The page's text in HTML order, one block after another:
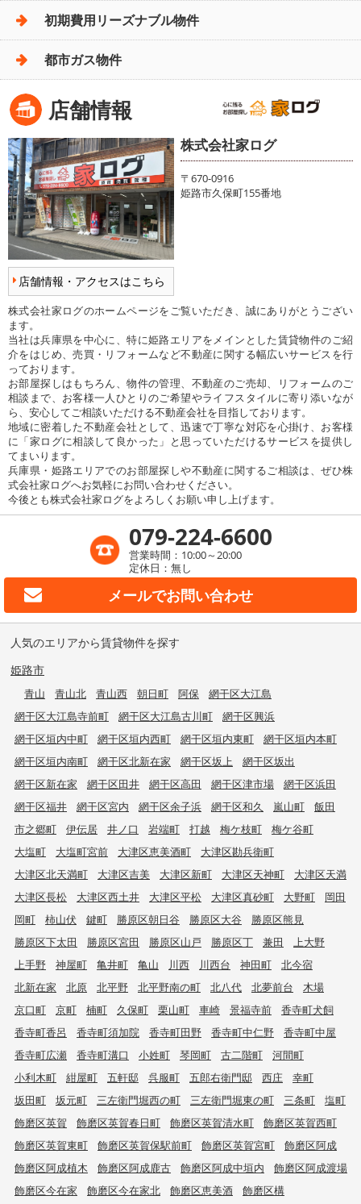
初期費用リーズナブル物件
都市ガス物件
店舗情報
店舗情報・アクセスはこちら
株式会社家ログ
〒670-0916
姫路市久保町155番地
株式会社家ログのホームページをご覧いただき、誠にありがとうござい
ます。
当社は兵庫県を中心に、特に姫路エリアをメインとした賃貸物件のご紹
介をはじめ、売買・リフォームなど不動産に関する幅広いサービスを行
っております。
お部屋探しはもちろん、物件の管理、不動産のご売却、リフォームのご
相談まで、お客様一人ひとりのご希望やライフスタイルに寄り添いなが
ら、安心してご相談いただける不動産会社を目指しております。
地域に密着した不動産会社として、迅速で丁寧な対応を心掛け、お客様
に「家ログに相談して良かった」と思っていただけるサービスを提供し
てまいります。
兵庫県・姫路エリアでのお部屋探しや不動産に関するご相談は、ぜひ株
式会社家ログへお気軽にお問い合わせください。
今後とも株式会社家ログをよろしくお願い申し上げます。
079-224-6600
営業時間：10:00～20:00
定休日：無し
メールでお問い合わせ
人気のエリアから賃貸物件を探す
姫路市
青山 青山北 青山西 朝日町 阿保
網干区大江島
網干区大江島寺前町
網干区大江島古川町
網干区興浜
網干区垣内中町
網干区垣内西町 網干区垣内東町
網干区垣内本町
網干区垣内南町
網干区北新在家 網干区坂上
網干区坂出
網干区新在家
網干区田井 網干区高田 網干区津市場
網干区浜田
網干区福井
網干区宮内 網干区余子浜 網干区和久 嵐山町
飯田
市之郷町
伊伝居 井ノ口 岩端町 打越 梅ケ枝町
梅ケ谷町
大塩町
大塩町宮前 大津区恵美酒町
大津区勘兵衛町
大津区北天満町
大津区吉美 大津区新町 大津区天神町
大津区天満
大津区長松
大津区西土井 大津区平松 大津区真砂町 大野町
岡田
岡町
柿山伏 鍵町 勝原区朝日谷 勝原区大谷
勝原区熊見
勝原区下太田
勝原区宮田 勝原区山戸 勝原区丁 兼田
上大野
上手野
神屋町 亀井町 亀山 川西 川西台 神田町
北今宿
北新在家
北原 北平野 北平野南の町 北八代 北夢前台
木場
京口町
京町 楠町 久保町 栗山町 車崎 景福寺前
香寺町犬飼
香寺町香呂
香寺町須加院 香寺町田野 香寺町中仁野
香寺町中屋
香寺町広瀬
香寺町溝口 小姓町 琴岡町 古二階町
河間町
小利木町
紺屋町 五軒邸 呉服町 五郎右衛門邸 西庄
幸町
坂田町
坂元町 三左衛門堀西の町 三左衛門堀東の町 三条町
塩町
飾磨区英賀
飾磨区英賀春日町 飾磨区英賀清水町
飾磨区英賀西町
飾磨区英賀東町
飾磨区英賀保駅前町 飾磨区英賀宮町
飾磨区阿成
飾磨区阿成植木
飾磨区阿成鹿古 飾磨区阿成中垣内
飾磨区阿成渡場
飾磨区今在家
飾磨区今在家北 飾磨区恵美酒 飾磨区構